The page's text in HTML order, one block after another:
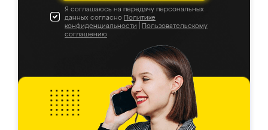
Я соглашаюсь на передачу персональных
данных согласно Политике
конфиденциальности
Пользовательскому
соглашению